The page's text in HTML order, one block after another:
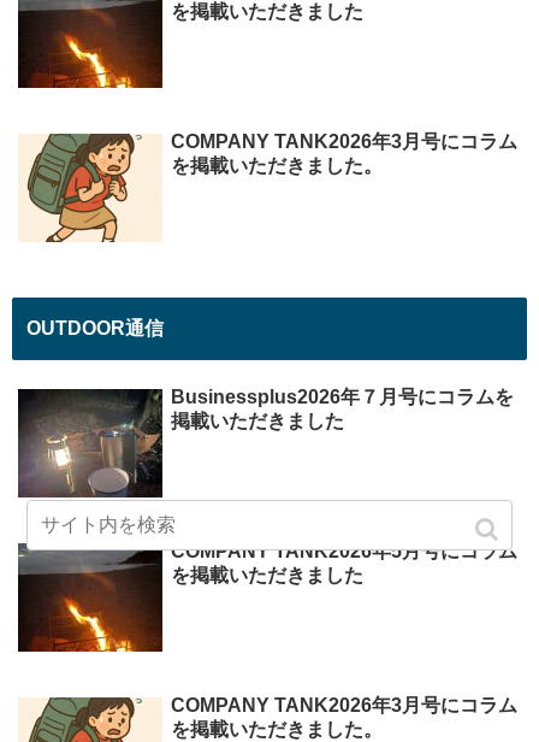
を掲載いただきました
COMPANY TANK2026年3月号にコラム
を掲載いただきました。
OUTDOOR通信
Businessplus2026年７月号にコラムを
掲載いただきました
COMPANY TANK2026年5月号にコラム
を掲載いただきました
COMPANY TANK2026年3月号にコラム
を掲載いただきました。